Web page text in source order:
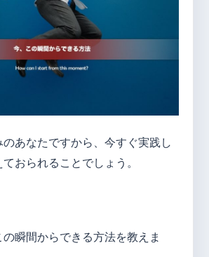
のあなたですから、今すぐ実践し
おられることでしょう。
瞬間からできる方法を教えま